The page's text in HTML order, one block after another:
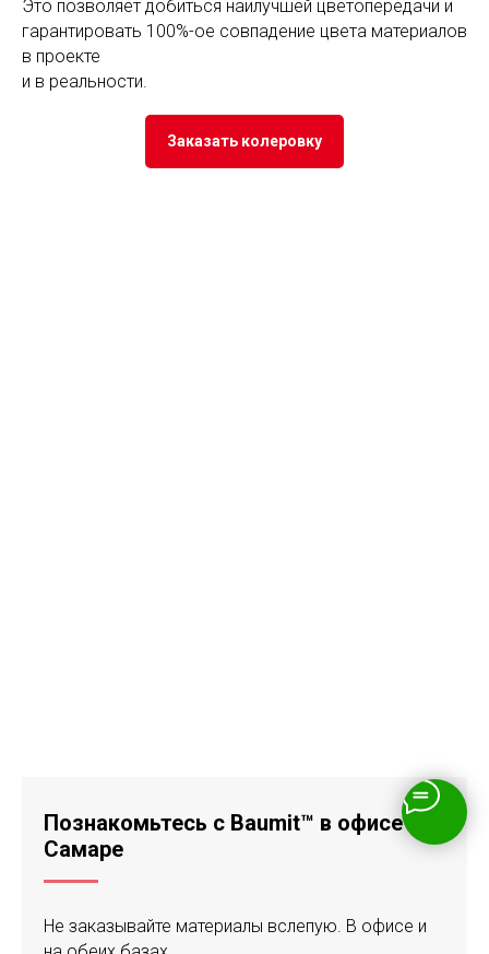
Это позволяет добиться наилучшей цветопередачи и
гарантировать 100%-ое совпадение цвета материалов
в проекте
и в реальности.
Заказать колеровку
Познакомьтесь с Baumit™ в офисе в
Самаре
Не заказывайте материалы вслепую. В офисе и